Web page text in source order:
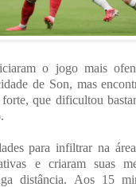
o jogo mais
de Son, mas
que dificultou
para infiltrar na
e criaram suas
distância. Aos 15